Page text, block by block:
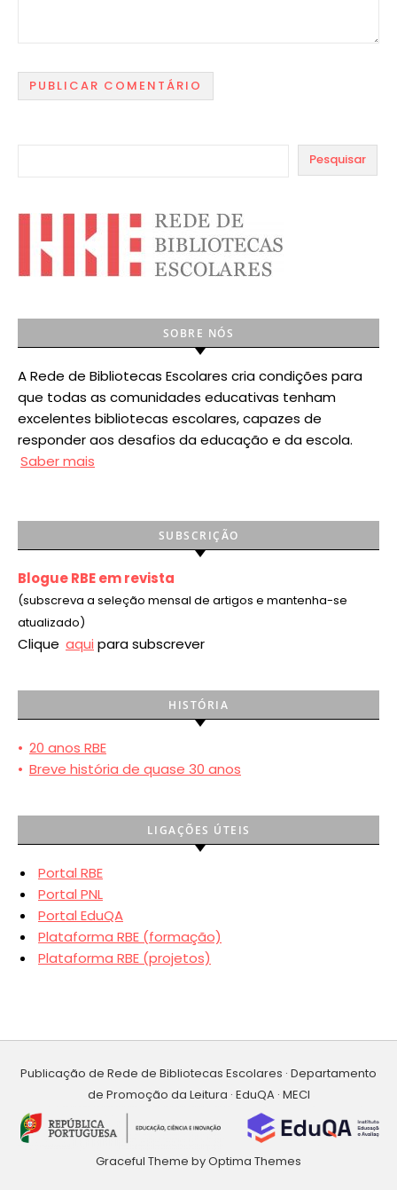
Pesquisar
SOBRE NÓS
A Rede de Bibliotecas Escolares cria condições para
que todas as comunidades educativas tenham
excelentes bibliotecas escolares, capazes de
responder aos desafios da educação e da escola.
Saber mais
SUBSCRIÇÃO
Blogue RBE em revista
(subscreva a seleção mensal de artigos e mantenha-se
atualizado)
Clique aqui para subscrever
HISTÓRIA
• 20 anos RBE
• Breve história de quase 30 anos
LIGAÇÕES ÚTEIS
Portal RBE
Portal PNL
Portal EduQA
Plataforma RBE (formação)
Plataforma RBE (projetos)
Publicação de Rede de Bibliotecas Escolares · Departamento
de Promoção da Leitura · EduQA · MECI
Graceful Theme byOptima Themes